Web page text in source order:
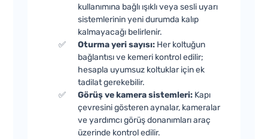
kullanımına bağlı ışıklı veya sesli uyarı
sistemlerinin yeni durumda kalıp
kalmayacağı belirlenir.
Oturma yeri sayısı: Her koltuğun
bağlantısı ve kemeri kontrol edilir;
hesapla uyumsuz koltuklar için ek
tadilat gerekebilir.
Görüş ve kamera sistemleri: Kapı
çevresini gösteren aynalar, kameralar
ve yardımcı görüş donanımları araç
üzerinde kontrol edilir.